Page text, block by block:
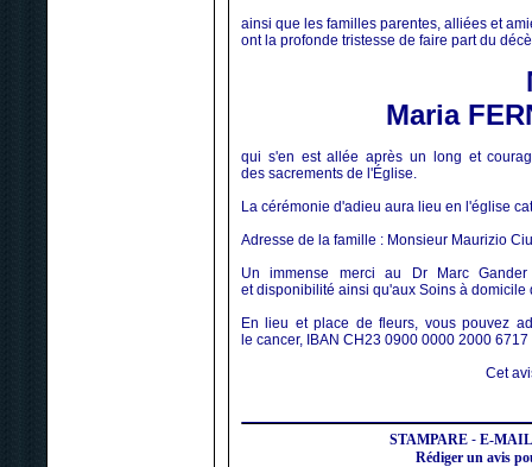
ainsi que les familles parentes, alliées et
ont la profonde tristesse de faire part du
Maria
qui s'en est allée après un long et
des sacrements de l'Église.
La cérémonie d'adieu aura lieu en l'église
Adresse de la famille : Monsieur Maurizio
Un immense merci au Dr Marc
et disponibilité ainsi qu'aux Soins à
En lieu et place de fleurs, vous pouvez
le cancer, IBAN CH23 0900 0000 2000
Cet
STAMPARE - E-
Rédiger un avis